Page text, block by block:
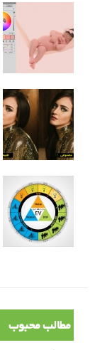
مطالب محبوب